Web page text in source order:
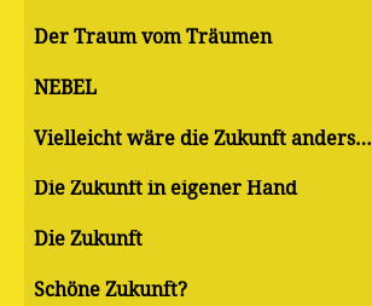
Der Traum vom Träumen
NEBEL
Vielleicht wäre die Zukunft anders…
Die Zukunft in eigener Hand
Die Zukunft
Schöne Zukunft?